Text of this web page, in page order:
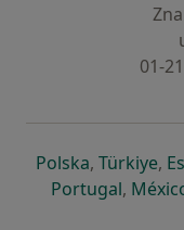
01-
Polskase otevře v
, Türkiyese
,
Portugalse
,